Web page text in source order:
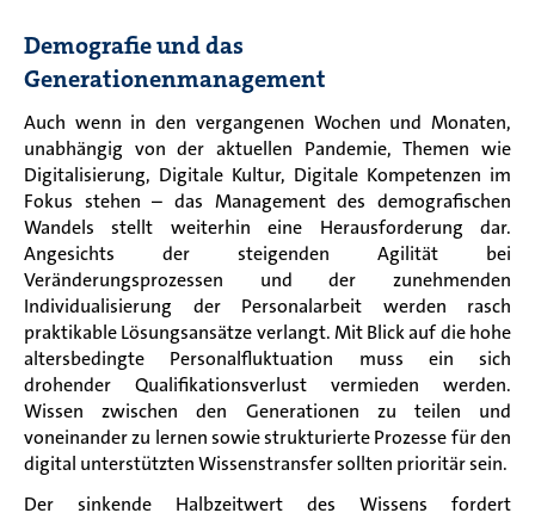
Demografie und das
Generationenmanagement
Auch wenn in den vergangenen Wochen und Monaten,
unabhängig von der aktuellen Pandemie, Themen wie
Digitalisierung, Digitale Kultur, Digitale Kompetenzen im
Fokus stehen– das Management des demografischen
Wandels stellt weiterhin eine Herausforderung dar.
Angesichts der steigenden Agilität bei
Veränderungsprozessen und der zunehmenden
Individualisierung der Personalarbeit werden rasch
praktikable Lösungsansätze verlangt. Mit Blick auf die hohe
altersbedingte Personalfluktuation muss ein sich
drohender Qualifikationsverlust vermieden werden.
Wissen zwischen den Generationen zu teilen und
voneinander zu lernen sowie strukturierte Prozesse für den
digital unterstützten Wissenstransfer sollten prioritär sein.
Der sinkende Halbzeitwert des Wissens fordert